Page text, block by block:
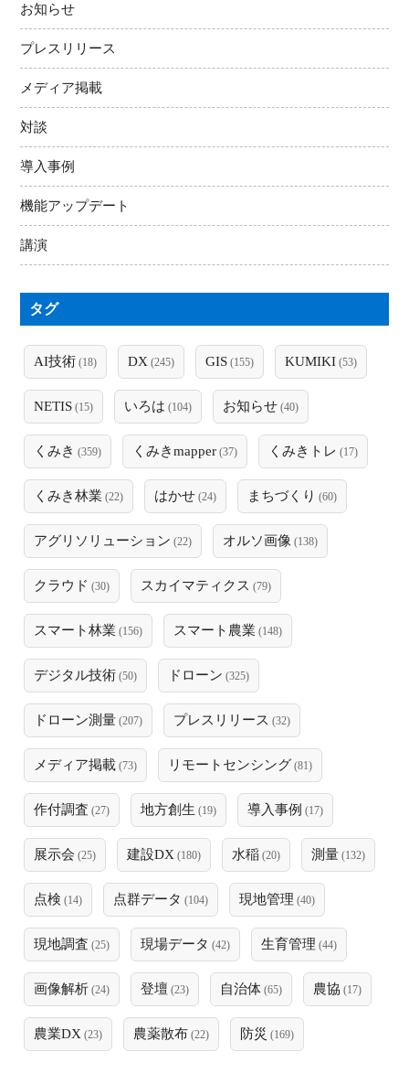
お知らせ
プレスリリース
メディア掲載
対談
導入事例
機能アップデート
講演
タグ
AI技術 (18) DX (245) GIS (155) KUMIKI (53)
NETIS (15) いろは (104) お知らせ (40)
くみき (359) くみきmapper (37) くみきトレ (17)
くみき林業 (22) はかせ (24) まちづくり (60)
アグリソリューション (22) オルソ画像 (138)
クラウド (30) スカイマティクス (79)
スマート林業 (156) スマート農業 (148)
デジタル技術 (50) ドローン (325)
ドローン測量 (207) プレスリリース (32)
メディア掲載 (73) リモートセンシング (81)
作付調査 (27) 地方創生 (19) 導入事例 (17)
展示会 (25) 建設DX (180) 水稲 (20) 測量 (132)
点検 (14) 点群データ (104) 現地管理 (40)
現地調査 (25) 現場データ (42) 生育管理 (44)
画像解析 (24) 登壇 (23) 自治体 (65) 農協 (17)
農業DX (23) 農薬散布 (22) 防災 (169)